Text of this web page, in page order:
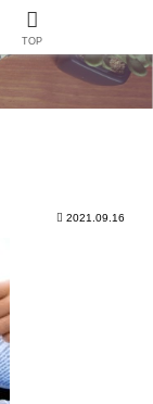
2021.09.16
TOP